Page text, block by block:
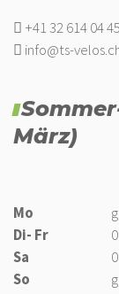
+41 32 614 04 45
info@ts-
März)
Mo
Di- Fr
Sa
So